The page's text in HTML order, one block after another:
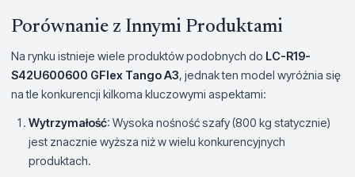
Porównanie z Innymi Produktami
Na rynku istnieje wiele produktów podobnych do LC-R19-
S42U600600 GFlex Tango A3, jednak ten model wyróżnia się
na tle konkurencji kilkoma kluczowymi aspektami:
Wytrzymałość: Wysoka nośność szafy (800 kg statycznie)
jest znacznie wyższa niż w wielu konkurencyjnych
produktach.